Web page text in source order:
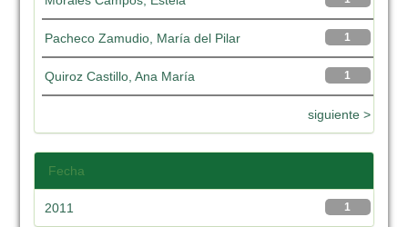
1
Pacheco Zamudio, María del Pilar
1
Quiroz Castillo, Ana María
siguiente >
Fecha
1
2011